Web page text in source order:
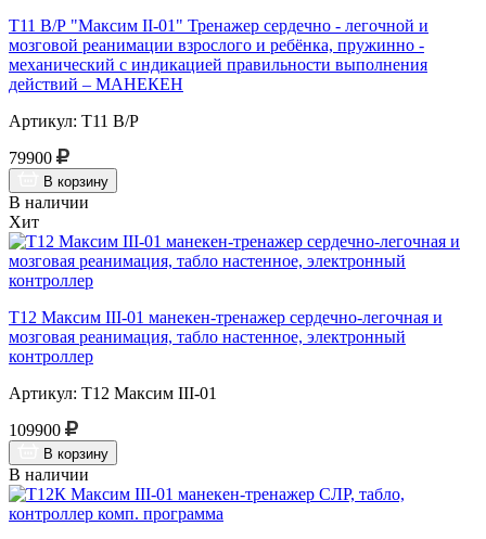
Т11 В/Р "Максим II-01" Тренажер сердечно - легочной и
мозговой реанимации взрослого и ребёнка, пружинно -
механический с индикацией правильности выполнения
действий – МАНЕКЕН
Артикул: Т11 В/Р
79900
В корзину
В наличии
Хит
Т12 Максим III-01 манекен-тренажер сердечно-легочная и
мозговая реанимация, табло настенное, электронный
контроллер
Артикул: Т12 Максим III-01
109900
В корзину
В наличии